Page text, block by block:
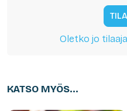
Oletko jo
KATSO MYÖS...